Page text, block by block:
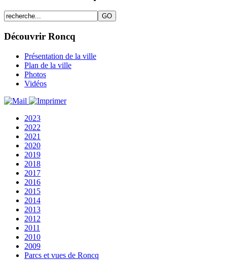
Découvrir Roncq
Présentation de la ville
Plan de la ville
Photos
Vidéos
2023
2022
2021
2020
2019
2018
2017
2016
2015
2014
2013
2012
2011
2010
2009
Parcs et vues de Roncq